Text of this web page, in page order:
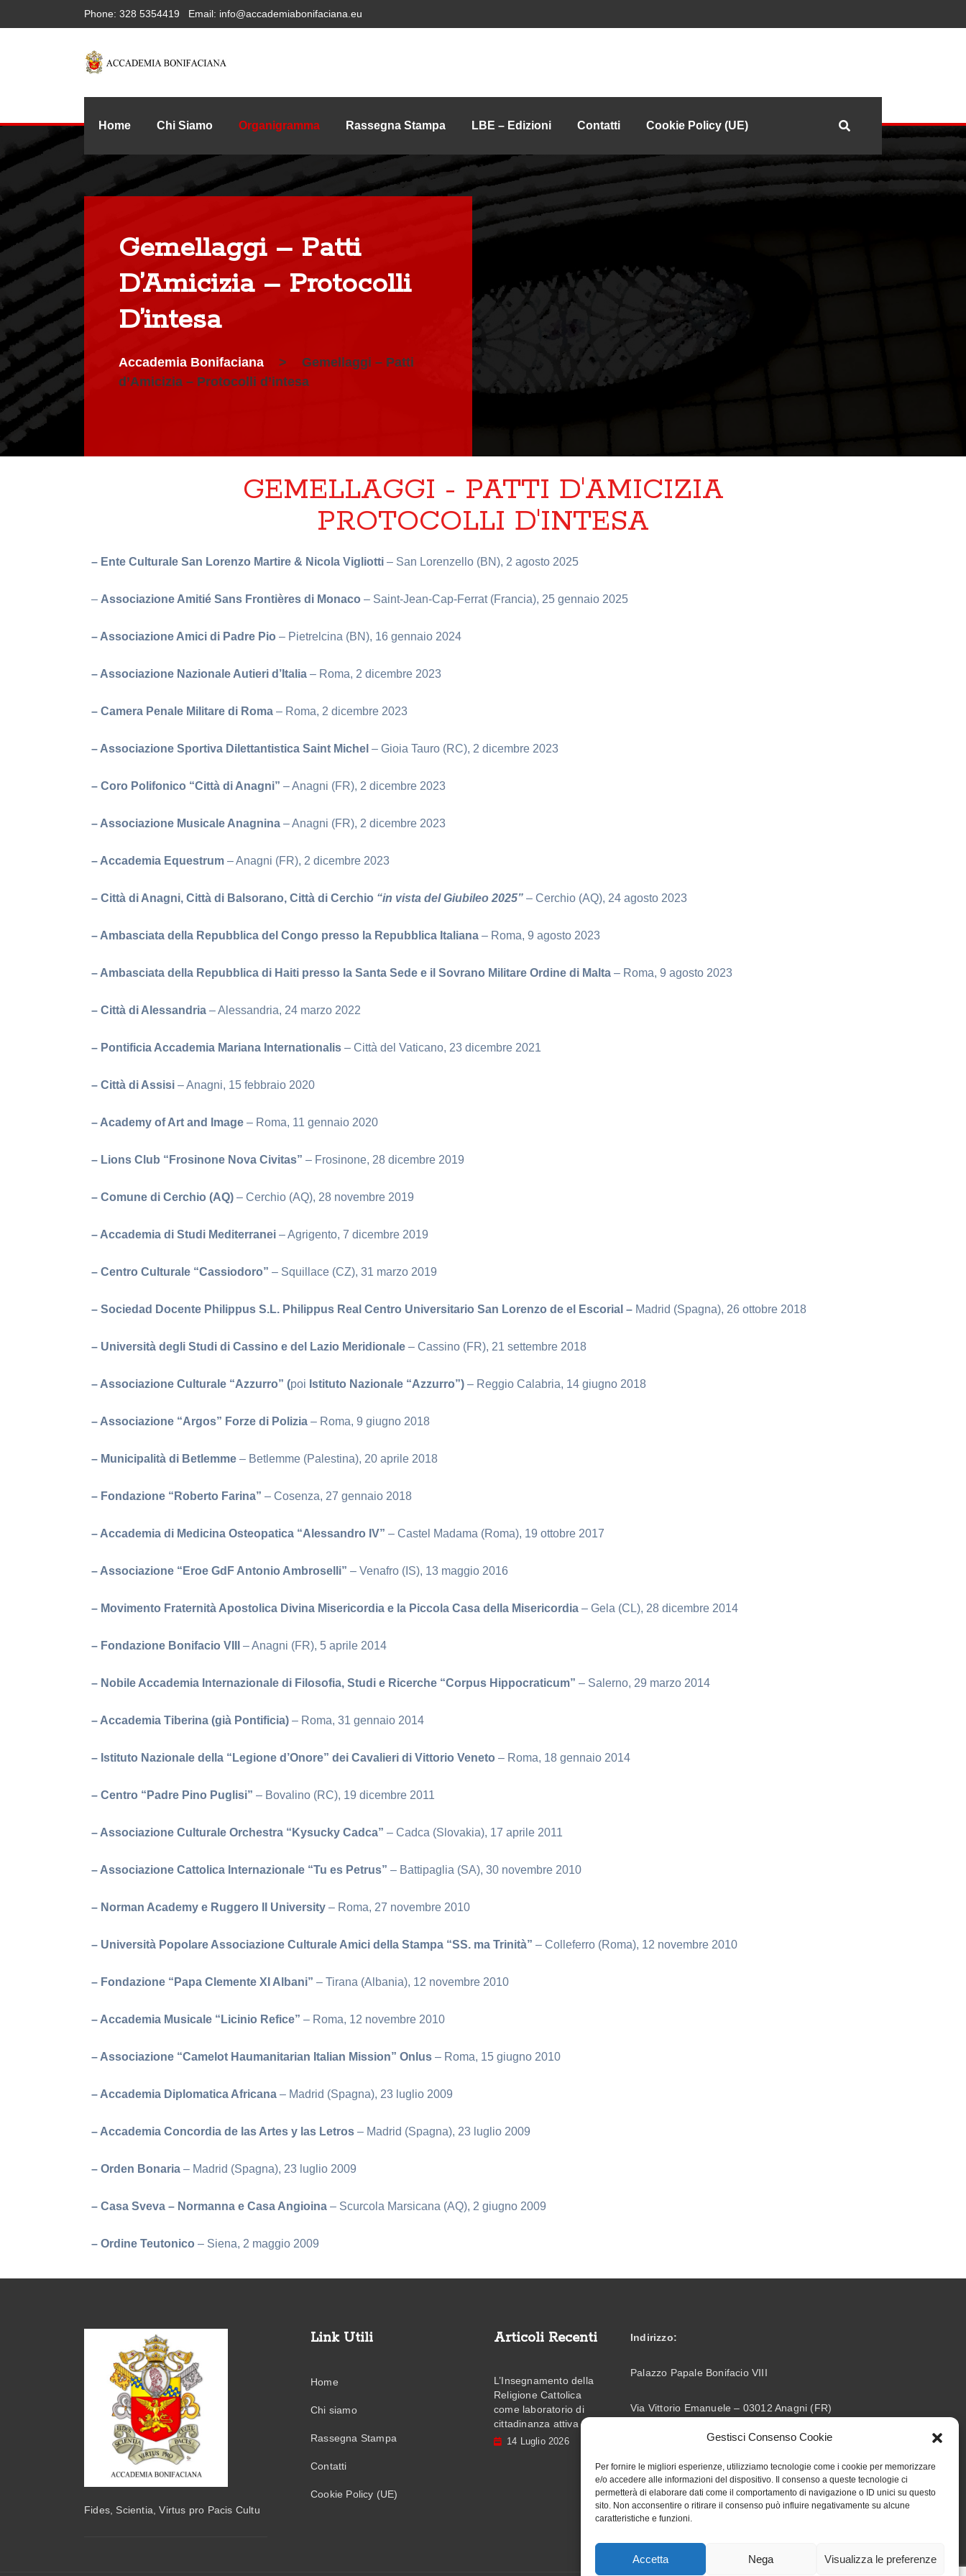
Gestisci Consenso Cookie
Per fornire le migliori esperienze, utilizziamo tecnologie come i cookie per memorizzare
e/o accedere alle informazioni del dispositivo. Il consenso a queste tecnologie ci
permetterà di elaborare dati come il comportamento di navigazione o ID unici su questo
sito. Non acconsentire o ritirare il consenso può influire negativamente su alcune
caratteristiche e funzioni.
Accetta Nega Visualizza le preferenze
Phone: 328 5354419 Email: info@accademiabonifaciana.eu
Home Chi Siamo Organigramma Rassegna Stampa LBE – Edizioni Contatti Cookie Policy (UE)
Gemellaggi – Patti
D’Amicizia – Protocolli
D’intesa
Accademia Bonifaciana >
Gemellaggi – Patti
d’Amicizia – Protocolli d’intesa
GEMELLAGGI - PATTI D'AMICIZIA
PROTOCOLLI D'INTESA
– Ente Culturale San Lorenzo Martire & Nicola Vigliotti – San Lorenzello (BN), 2 agosto 2025
– Associazione Amitié Sans Frontières di Monaco – Saint-Jean-Cap-Ferrat (Francia), 25 gennaio 2025
– Associazione Amici di Padre Pio – Pietrelcina (BN), 16 gennaio 2024
– Associazione Nazionale Autieri d’Italia – Roma, 2 dicembre 2023
– Camera Penale Militare di Roma – Roma, 2 dicembre 2023
– Associazione Sportiva Dilettantistica Saint Michel – Gioia Tauro (RC), 2 dicembre 2023
– Coro Polifonico “Città di Anagni” – Anagni (FR), 2 dicembre 2023
– Associazione Musicale Anagnina – Anagni (FR), 2 dicembre 2023
– Accademia Equestrum – Anagni (FR), 2 dicembre 2023
– Città di Anagni, Città di Balsorano, Città di Cerchio “in vista del Giubileo 2025” – Cerchio (AQ), 24 agosto 2023
– Ambasciata della Repubblica del Congo presso la Repubblica Italiana – Roma, 9 agosto 2023
– Ambasciata della Repubblica di Haiti presso la Santa Sede e il Sovrano Militare Ordine di Malta – Roma, 9 agosto 2023
– Città di Alessandria – Alessandria, 24 marzo 2022
– Pontificia Accademia Mariana Internationalis – Città del Vaticano, 23 dicembre 2021
– Città di Assisi – Anagni, 15 febbraio 2020
– Academy of Art and Image – Roma, 11 gennaio 2020
– Lions Club “Frosinone Nova Civitas” – Frosinone, 28 dicembre 2019
– Comune di Cerchio (AQ) – Cerchio (AQ), 28 novembre 2019
– Accademia di Studi Mediterranei – Agrigento, 7 dicembre 2019
– Centro Culturale “Cassiodoro” – Squillace (CZ), 31 marzo 2019
– Sociedad Docente Philippus S.L. Philippus Real Centro Universitario San Lorenzo de el Escorial – Madrid (Spagna), 26 ottobre 2018
– Università degli Studi di Cassino e del Lazio Meridionale – Cassino (FR), 21 settembre 2018
– Associazione Culturale “Azzurro” (poi Istituto Nazionale “Azzurro”) – Reggio Calabria, 14 giugno 2018
– Associazione “Argos” Forze di Polizia – Roma, 9 giugno 2018
– Municipalità di Betlemme – Betlemme (Palestina), 20 aprile 2018
– Fondazione “Roberto Farina” – Cosenza, 27 gennaio 2018
– Accademia di Medicina Osteopatica “Alessandro IV” – Castel Madama (Roma), 19 ottobre 2017
– Associazione “Eroe GdF Antonio Ambroselli” – Venafro (IS), 13 maggio 2016
– Movimento Fraternità Apostolica Divina Misericordia e la Piccola Casa della Misericordia – Gela (CL), 28 dicembre 2014
– Fondazione Bonifacio VIII – Anagni (FR), 5 aprile 2014
– Nobile Accademia Internazionale di Filosofia, Studi e Ricerche “Corpus Hippocraticum” – Salerno, 29 marzo 2014
– Accademia Tiberina (già Pontificia) – Roma, 31 gennaio 2014
– Istituto Nazionale della “Legione d’Onore” dei Cavalieri di Vittorio Veneto – Roma, 18 gennaio 2014
– Centro “Padre Pino Puglisi” – Bovalino (RC), 19 dicembre 2011
– Associazione Culturale Orchestra “Kysucky Cadca” – Cadca (Slovakia), 17 aprile 2011
– Associazione Cattolica Internazionale “Tu es Petrus” – Battipaglia (SA), 30 novembre 2010
– Norman Academy e Ruggero II University – Roma, 27 novembre 2010
– Università Popolare Associazione Culturale Amici della Stampa “SS. ma Trinità” – Colleferro (Roma), 12 novembre 2010
– Fondazione “Papa Clemente XI Albani” – Tirana (Albania), 12 novembre 2010
– Accademia Musicale “Licinio Refice” – Roma, 12 novembre 2010
– Associazione “Camelot Haumanitarian Italian Mission” Onlus – Roma, 15 giugno 2010
– Accademia Diplomatica Africana – Madrid (Spagna), 23 luglio 2009
– Accademia Concordia de las Artes y las Letros – Madrid (Spagna), 23 luglio 2009
– Orden Bonaria – Madrid (Spagna), 23 luglio 2009
– Casa Sveva – Normanna e Casa Angioina – Scurcola Marsicana (AQ), 2 giugno 2009
– Ordine Teutonico – Siena, 2 maggio 2009
Fides, Scientia, Virtus pro Pacis Cultu
Link Utili
Home
Chi siamo
Rassegna Stampa
Contatti
Cookie Policy (UE)
Articoli Recenti
L’Insegnamento della
Religione Cattolica
come laboratorio di
cittadinanza attiva
14 Luglio 2026
Indirizzo:
Palazzo Papale Bonifacio VIII
Via Vittorio Emanuele – 03012 Anagni (FR)
info@accademiabonifaciana.eu
Telefono:328 5354419